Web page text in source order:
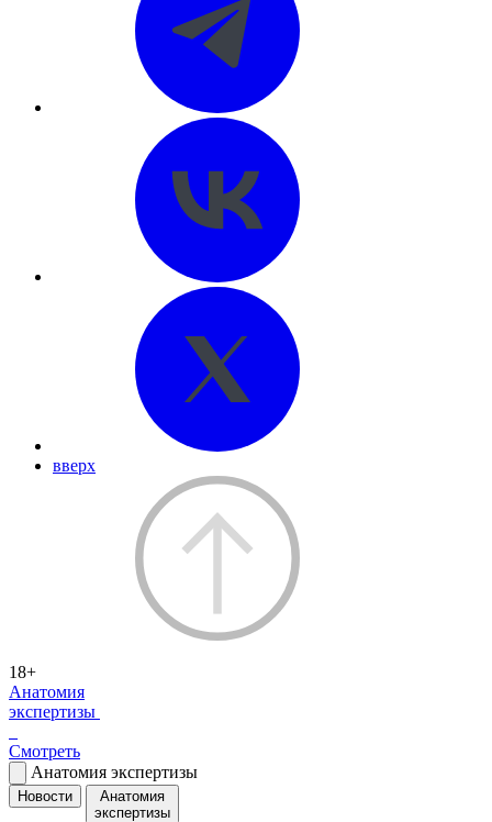
вверх
18+
Анатомия
экспертизы
Смотреть
Анатомия экспертизы
Новости
Анатомия
экспертизы